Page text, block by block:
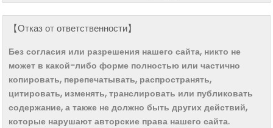
【Отказ от ответственности】
Без согласия или разрешения нашего сайта, никто не
может в какой-либо форме полностью или частично
копировать, перепечатывать, распространять,
цитировать, изменять, транслировать или публиковать
содержание, а также не должно быть других действий,
которые нарушают авторские права нашего сайта.